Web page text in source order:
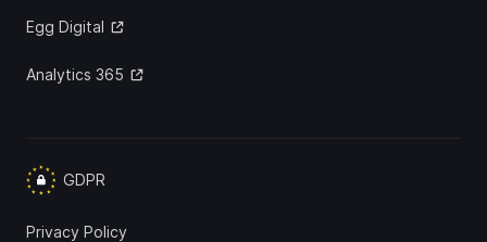
Egg Digital
Analytics 365
GDPR
Privacy Policy